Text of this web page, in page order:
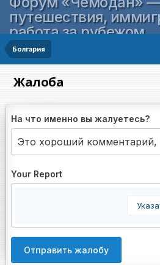
путешествия,
работа за рубежом
Болгария
Жалоба
На что именно вы жалуетесь?
Your Report
Отправить жалобу